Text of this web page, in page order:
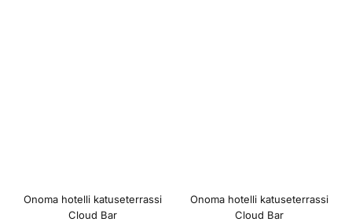
Onoma hotelli katuseterrassi
Cloud Bar
Onoma hotelli katuseterrassi
Cloud Bar